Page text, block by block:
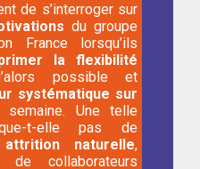
de s’interroger sur
du groupe
France lorsqu’ils
la flexibilité
possible et
systématique sur
semaine. Une telle
t-elle pas de
naturelle,
collaborateurs